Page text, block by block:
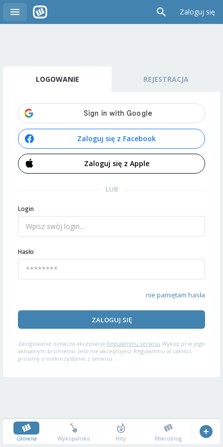
Zaloguj się
LOGOWANIE REJESTRACJA
Zaloguj się z Facebook
Zaloguj się z Apple
LUB
Login
Hasło
nie pamiętam hasła
ZALOGUJ SIĘ
Zalogowanie oznacza akceptację Regulaminu serwisu Wykop.pl w jego
aktualnym brzmieniu. Jeśli nie akceptujesz Regulaminu w całości,
prosimy o niekorzystanie z serwisu.
Główna Wykopalisko Hity Mikroblog